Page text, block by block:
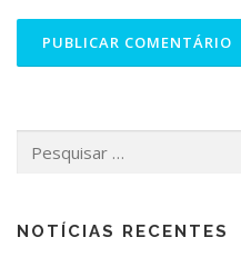
NOTÍCIAS RECENTES